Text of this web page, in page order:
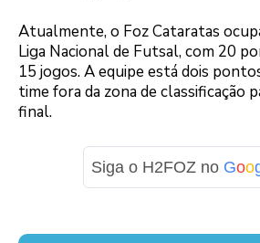
Atualmente, o Foz Cataratas
Liga Nacional de Futsal, com 20
15 jogos. A equipe está dois
time fora da zona de classificação
final.
Siga o H2FOZ no Goo